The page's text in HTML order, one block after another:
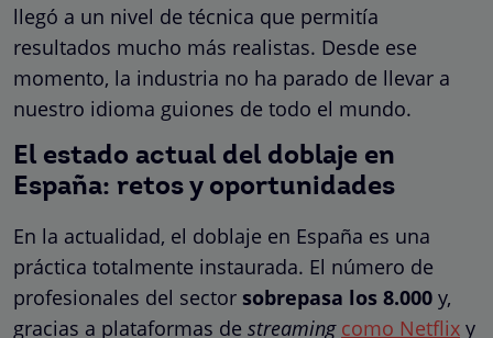
llegó a un nivel de técnica que permitía
resultados mucho más realistas. Desde ese
momento, la industria no ha parado de llevar a
nuestro idioma guiones de todo el mundo.
El estado actual del doblaje en
España: retos y oportunidades
En la actualidad, el doblaje en España es una
práctica totalmente instaurada. El número de
profesionales del sector sobrepasa los 8.000 y,
gracias a plataformas de streaming como Netflix y